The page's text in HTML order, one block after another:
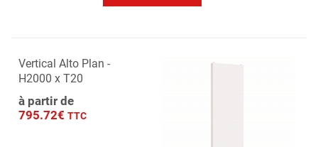
Vertical Alto Plan -
H2000 x T20
à partir de
795.72€ TTC